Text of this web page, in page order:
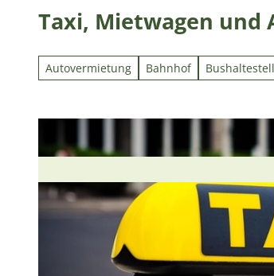
Taxi, Mietwagen und
Autovermietung Bahnhof